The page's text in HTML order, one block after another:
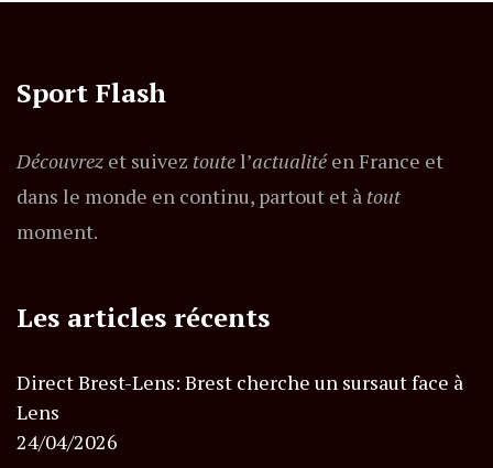
Sport Flash
Découvrez et suivez toutel’actualitéen France et
dans le monde en continu, partout et à tout
moment.
Les articles récents
Direct Brest-Lens: Brest cherche un sursaut face à
Lens
24/04/2026